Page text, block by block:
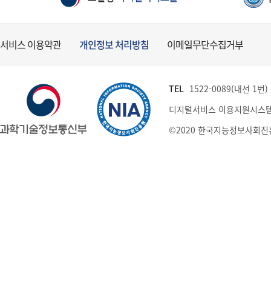
서비스 이용약관 개인정보 처리방침 이메일무단수집거부
TEL 1522-0089(내선 1번
디지털서비스 이용지원시스
©2020 한국지능정보사회진